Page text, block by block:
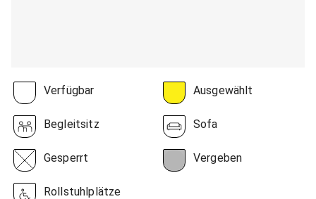
Verfügbar Ausgewählt
Begleitsitz Sofa
Gesperrt Vergeben
Rollstuhlplätze